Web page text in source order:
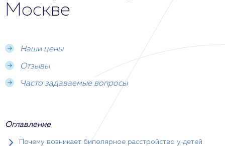
Москве
Наши цены
Отзывы
Часто задаваемые вопросы
Оглавление
Почему возникает биполярное расстройство у детей